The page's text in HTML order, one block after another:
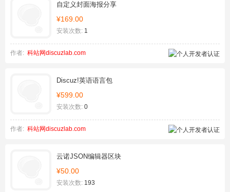
自定义封面海报分享
¥169.00
安装次数: 1
作者: 科站网discuzlab.com
Discuz!英语语言包
¥599.00
安装次数: 0
作者: 科站网discuzlab.com
云诺JSON编辑器区块
¥50.00
安装次数: 193